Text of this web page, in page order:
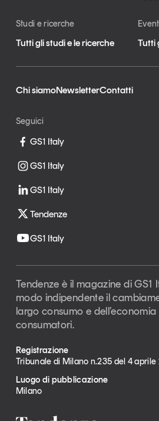
Studi e ricerche
Tutti gli studi e le ricerche Tutti
Chi siamoNewsletterContatti
Seguici
GS1 Italy
GS1 Italy
GS1 Italy
Tendenze
GS1 Italy
Tendenze è il magazine di
modo indipendente il
largo consumo e
consumatori.
Registrazione
Tribunale di Milano n.235 del 4 aprile
Luogo di pubblicazione
Milano